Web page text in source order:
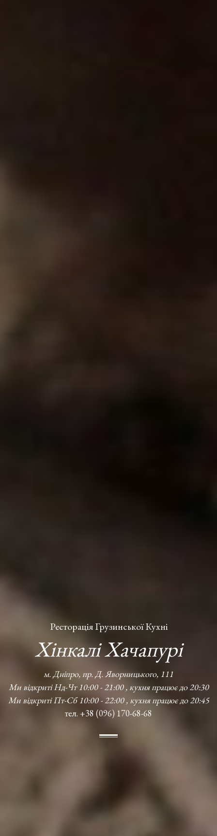
Ресторація Грузинської Кухні
Хінкалі Хачапурі
м. Дніпро, пр. Д. Яворницького, 111
Ми відкриті Нд-Чт 10:00 - 21:00 , кухня працює до 20:30
Ми відкриті Пт-Сб 10:00 - 22:00 , кухня працює до 20:45
тел. +38 (096) 170-68-68